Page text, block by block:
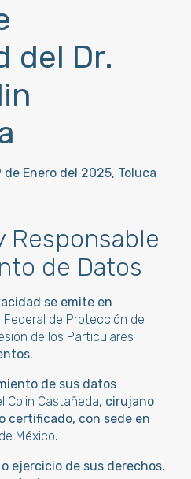
del Dr.
Enero del 2025, Toluca
Responsable
de Datos
se emite en
Federal de Protección de
de los Particulares
de sus datos
Colin Castañeda, cirujano
certificado, con sede en
México.
ejercicio de sus derechos,